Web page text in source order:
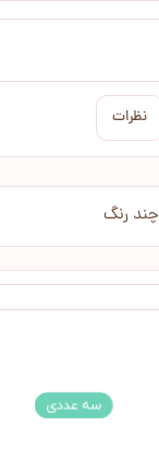
نظرات
چند رنگ
سه عددی